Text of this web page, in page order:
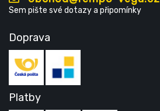
Sem pište své dotazy a připomínky
Doprava
Platby